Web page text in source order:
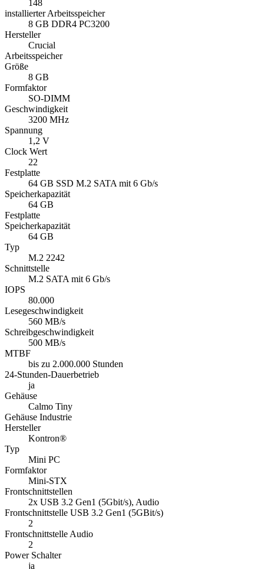
148
installierter Arbeitsspeicher
8 GB DDR4 PC3200
Hersteller
Crucial
Arbeitsspeicher
Größe
8 GB
Formfaktor
SO-DIMM
Geschwindigkeit
3200 MHz
Spannung
1,2 V
Clock Wert
22
Festplatte
64 GB SSD M.2 SATA mit 6 Gb/s
Speicherkapazität
64 GB
Festplatte
Speicherkapazität
64 GB
Typ
M.2 2242
Schnittstelle
M.2 SATA mit 6 Gb/s
IOPS
80.000
Lesegeschwindigkeit
560 MB/s
Schreibgeschwindigkeit
500 MB/s
MTBF
bis zu 2.000.000 Stunden
24-Stunden-Dauerbetrieb
ja
Gehäuse
Calmo Tiny
Gehäuse Industrie
Hersteller
Kontron®
Typ
Mini PC
Formfaktor
Mini-STX
Frontschnittstellen
2x USB 3.2 Gen1 (5Gbit/s), Audio
Frontschnittstelle USB 3.2 Gen1 (5GBit/s)
2
Frontschnittstelle Audio
2
Power Schalter
ja